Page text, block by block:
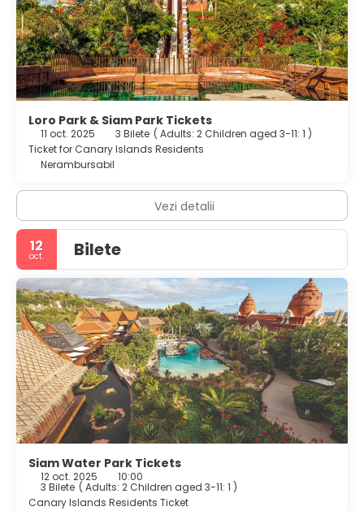
Loro Park & Siam Park Tickets
11 oct. 2025 3 Bilete ( Adults: 2 Children aged 3-11: 1 )
Ticket for Canary Islands Residents
Nerambursabil
Vezi detalii
12
oct. Bilete
Siam Water Park Tickets
12 oct. 2025 10:00
3 Bilete ( Adults: 2 Children aged 3-11: 1 )
Canary Islands Residents Ticket